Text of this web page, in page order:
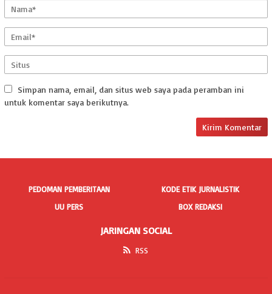
Simpan nama, email, dan situs web saya pada peramban ini
untuk komentar saya berikutnya.
PEDOMAN PEMBERITAAN
KODE ETIK JURNALISTIK
UU PERS
BOX REDAKSI
JARINGAN SOCIAL
RSS